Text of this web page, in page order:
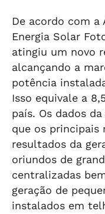
De acordo com a
Energia Solar
atingiu um novo
alcançando a
potência
Isso equivale a
país. Os dados
que os principais
resultados da
oriundos de
centralizadas
geração de
instalados em